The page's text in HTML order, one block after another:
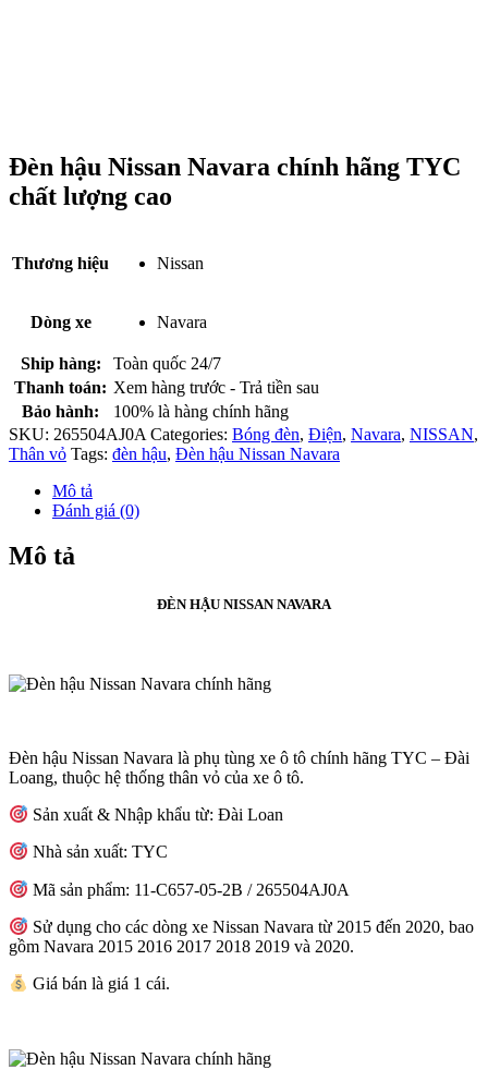
Đèn hậu Nissan Navara chính hãng TYC
chất lượng cao
Thương hiệu Nissan
Dòng xe Navara
Ship hàng:
Toàn quốc 24/7
Thanh toán: Xem hàng trước - Trả tiền sau
Bảo hành:
100% là hàng chính hãng
SKU: 265504AJ0A Categories: Bóng đèn, Điện, Navara, NISSAN,
Thân vỏ Tags: đèn hậu, Đèn hậu Nissan Navara
Mô tả
Đánh giá (0)
Mô tả
ĐÈN HẬU NISSAN NAVARA
Đèn hậu Nissan Navara là phụ tùng xe ô tô chính hãng TYC – Đài
Loang, thuộc hệ thống thân vỏ của xe ô tô.
Sản xuất & Nhập khẩu từ: Đài Loan
Nhà sản xuất: TYC
Mã sản phẩm: 11-C657-05-2B / 265504AJ0A
Sử dụng cho các dòng xe Nissan Navara từ 2015 đến 2020, bao
gồm Navara 2015 2016 2017 2018 2019 và 2020.
Giá bán là giá 1 cái.